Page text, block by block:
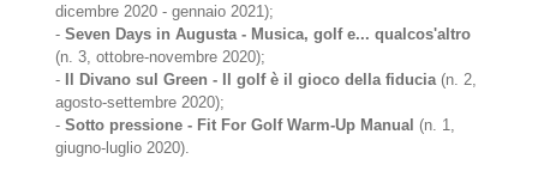
dicembre 2020 - gennaio 2021);
-Seven Days in Augusta - Musica, golf e... qualcos'altro
(n. 3, ottobre-novembre 2020);
-
Il Divano sul Green - Il golf è il gioco della fiducia(n. 2,
agosto-settembre 2020);
-Sotto pressione - Fit For Golf Warm-Up Manual (n. 1,
giugno-luglio 2020).